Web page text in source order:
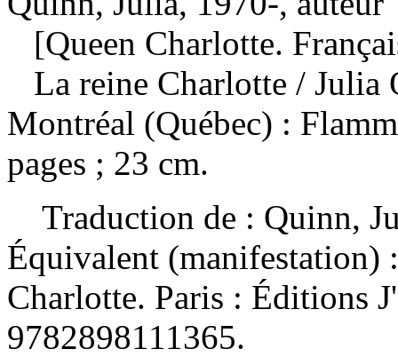
[Queen Charlotte.
La reine Charlotte / Julia
Montréal (Québec) :
pages ; 23 cm.
Traduction de : Quinn,
Équivalent (manifestation)
Charlotte. Paris : Éditions
9782898111365.